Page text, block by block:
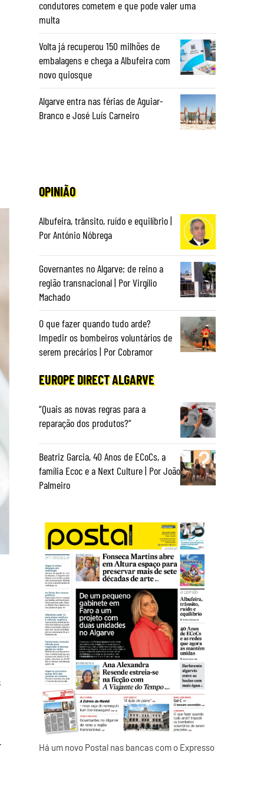
condutores cometem e que pode valer uma
multa
Volta já recuperou 150 milhões de
embalagens e chega a Albufeira com
novo quiosque
Algarve entra nas férias de Aguiar-
Branco e José Luís Carneiro
OPINIÃO
Albufeira, trânsito, ruído e equilíbrio |
Por António Nóbrega
Governantes no Algarve: de reino a
região transnacional | Por Virgílio
Machado
O que fazer quando tudo arde?
Impedir os bombeiros voluntários de
serem precários | Por Cobramor
EUROPE DIRECT ALGARVE
“Quais as novas regras para a
reparação dos produtos?”
Beatriz Garcia, 40 Anos de ECoCs, a
família Ecoc e a Next Culture | Por João
Palmeiro
Há um novo Postal nas bancas com o Expresso